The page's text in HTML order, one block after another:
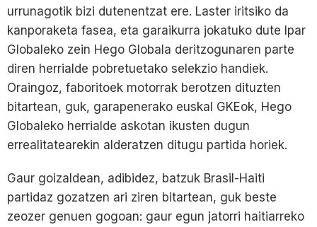
urrunagotik bizi dutenentzat ere. Laster iritsiko da
kanporaketa fasea, eta garaikurra jokatuko dute Ipar
Globaleko zein Hego Globala deritzogunaren parte
diren herrialde pobretuetako selekzio handiek.
Oraingoz, faboritoek motorrak berotzen dituzten
bitartean, guk, garapenerako euskal GKEok, Hego
Globaleko herrialde askotan ikusten dugun
errealitatearekin alderatzen ditugu partida horiek.
Gaur goizaldean, adibidez, batzuk Brasil-Haiti
partidaz gozatzen ari ziren bitartean, guk beste
zeozer genuen gogoan: gaur egun jatorri haitiarreko